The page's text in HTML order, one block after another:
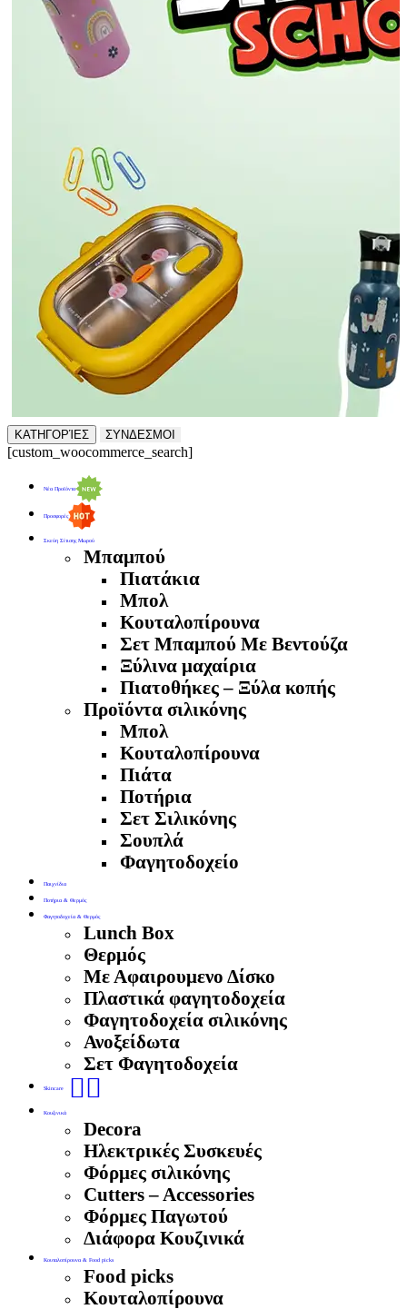
ΚΑΤΗΓΟΡΊΕΣ ΣΥΝΔΕΣΜΟΙ
[custom_woocommerce_search]
Νέα Προϊόντα
Προσφορές
Σκεύη Σίτισης Μωρού
Μπαμπού
Πιατάκια
Μπολ
Κουταλοπίρουνα
Σετ Μπαμπού Με Βεντούζα
Ξύλινα μαχαίρια
Πιατοθήκες – Ξύλα κοπής
Προϊόντα σιλικόνης
Μπολ
Κουταλοπίρουνα
Πιάτα
Ποτήρια
Σετ Σιλικόνης
Σουπλά
Φαγητοδοχείο
Παιχνίδια
Ποτήρια & Θερμός
Φαγητοδοχεία & Θερμός
Lunch Box
Θερμός
Με Αφαιρουμενο Δίσκο
Πλαστικά φαγητοδοχεία
Φαγητοδοχεία σιλικόνης
Ανοξείδωτα
Σετ Φαγητοδοχεία
Skincare 🧖‍♀️
Κουζινικά
Decora
Ηλεκτρικές Συσκευές
Φόρμες σιλικόνης
Cutters – Accessories
Φόρμες Παγωτού
Διάφορα Κουζινικά
Κουταλοπίρουνα & Food picks
Food picks
Κουταλοπίρουνα